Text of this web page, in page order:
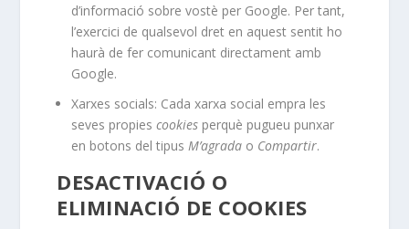
d’informació sobre vostè per Google. Per tant,
l’exercici de qualsevol dret en aquest sentit ho
haurà de fer comunicant directament amb
Google.
Xarxes socials: Cada xarxa social empra les
seves propiescookies perquè pugueu punxar
en botons del tipusM’agrada o Compartir.
DESACTIVACIÓ O
ELIMINACIÓ DE COOKIES